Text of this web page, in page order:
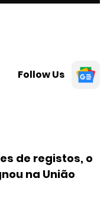
Follow Us
de registos, o
na União